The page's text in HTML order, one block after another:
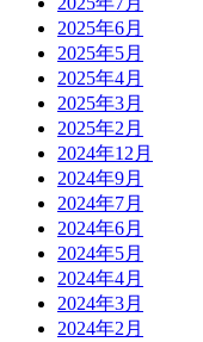
2025年6月
2025年5月
2025年4月
2025年3月
2025年2月
2024年12月
2024年9月
2024年7月
2024年6月
2024年5月
2024年4月
2024年3月
2024年2月